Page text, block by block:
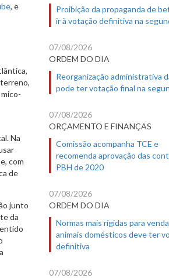
, e
Na
com
de
junto
da
Proibição da propaganda de
ir à votação definitiva na
07/08/2026
ORDEM DO DIA
Reorganização administrativa
pode ter votação final na
07/08/2026
ORÇAMENTO E FINANÇAS
Comissão acompanha TCE e
recomenda aprovação das
PBH de 2020
07/08/2026
ORDEM DO DIA
Normas mais rígidas para
animais domésticos deve ter
definitiva
07/08/2026